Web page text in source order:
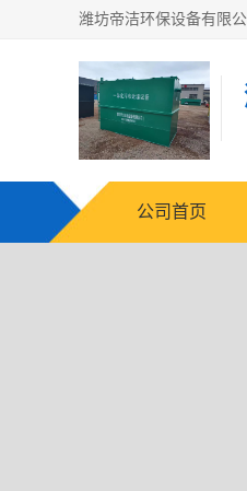
公司首页